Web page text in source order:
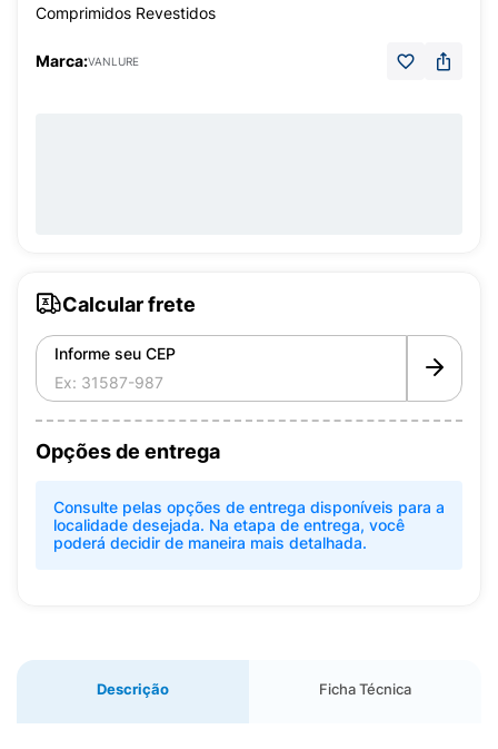
Comprimidos Revestidos
Marca:VANLURE
Calcular frete
Informe seu CEP
Opções de entrega
Consulte pelas opções de entrega disponíveis para a
localidade desejada. Na etapa de entrega, você
poderá decidir de maneira mais detalhada.
Descrição Ficha Técnica